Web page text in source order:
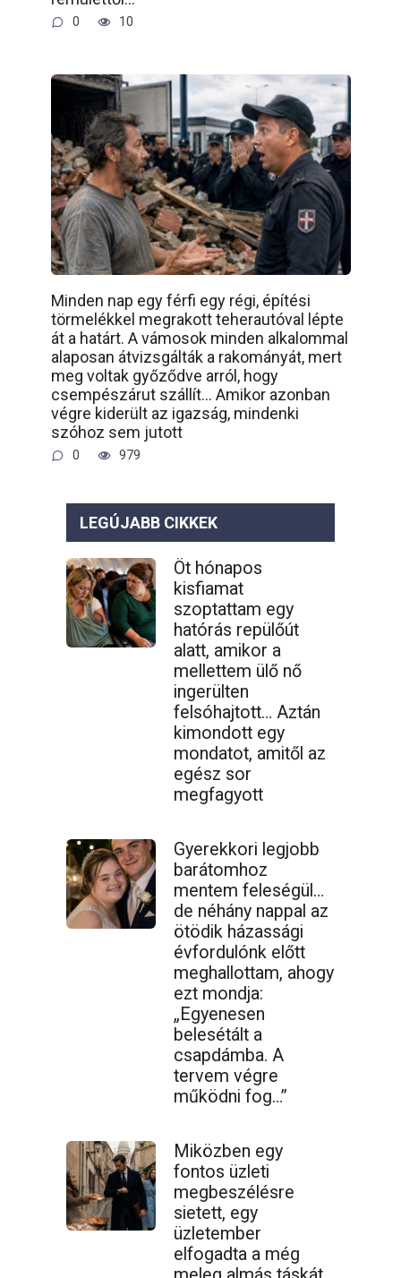
0 10
Minden nap egy férfi egy régi, építési
törmelékkel megrakott teherautóval lépte
át a határt. A vámosok minden alkalommal
alaposan átvizsgálták a rakományát, mert
meg voltak győződve arról, hogy
csempészárut szállít… Amikor azonban
végre kiderült az igazság, mindenki
szóhoz sem jutott
0 979
LEGÚJABB CIKKEK
Öt hónapos
kisfiamat
szoptattam egy
hatórás repülőút
alatt, amikor a
mellettem ülő nő
ingerülten
felsóhajtott… Aztán
kimondott egy
mondatot, amitől az
egész sor
megfagyott
Gyerekkori legjobb
barátomhoz
mentem feleségül…
de néhány nappal az
ötödik házassági
évfordulónk előtt
meghallottam, ahogy
ezt mondja:
„Egyenesen
belesétált a
csapdámba. A
tervem végre
működni fog…”
Miközben egy
fontos üzleti
megbeszélésre
sietett, egy
üzletember
elfogadta a még